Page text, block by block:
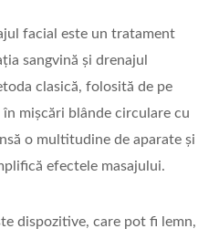
facial este un tratament
sangvină și drenajul
clasică, folosită de pe
mișcări blânde circulare cu
o multitudine de aparate și
efectele masajului.
dispozitive, care pot fi lemn,